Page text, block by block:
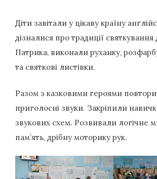
Діти завітали у цікаву країну
дізналися про традиції
Патрика, виконали руханку,
та святкові листівки.
Разом з казковими героями
приголосні звуки. Закріпили
звукових схем. Розвивали логічне
пам’ять, дрібну моторику рук.